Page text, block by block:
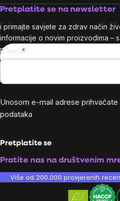
Pretplatite se na newsletter
i primajte savjete za zdrav način
informacije o novim proizvodima –
E-mail
Unosom e-mail adrese prihvaćate
podataka
Pretplatite se
Pratite nas na društvenim
Više od 200.000 provjerenih